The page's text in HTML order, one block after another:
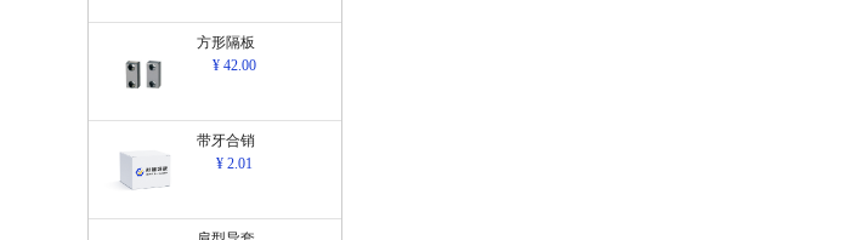
方形隔板
¥ 42.00
带牙合销
¥ 2.01